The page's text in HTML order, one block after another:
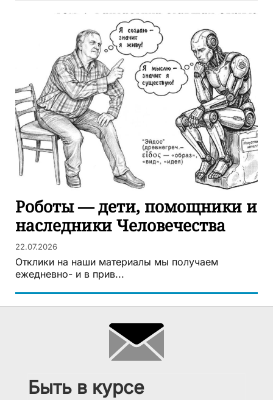
Роботы — дети, помощники и
наследники Человечества
22.07.2026
Отклики на наши материалы мы получаем
ежедневно- и в прив...
Быть в курсе